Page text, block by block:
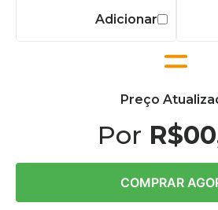
Adicionar
Preço
Por
COMPRAR